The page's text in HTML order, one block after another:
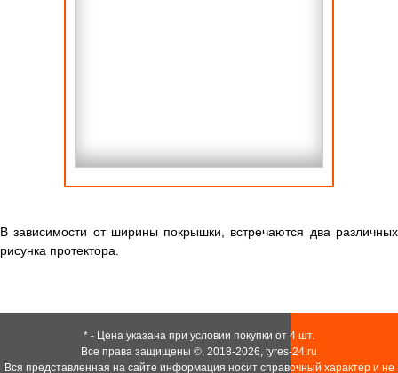
В зависимости от ширины покрышки, встречаются два различных
рисунка протектора.
* - Цена указана при условии покупки от 4 шт.
Все права защищены ©, 2018-2026, tyres-24.ru
Вся представленная на сайте информация носит справочный характер и не